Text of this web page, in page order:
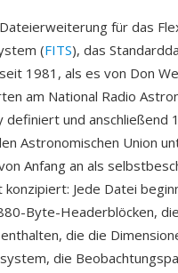
für das
(FITS), das
1981, als es von Don
am National Radio
definiert und anschließend
Astronomischen Union
Anfang an als
konzipiert: Jede Datei
Byte-Headerblöcken,
die die
die